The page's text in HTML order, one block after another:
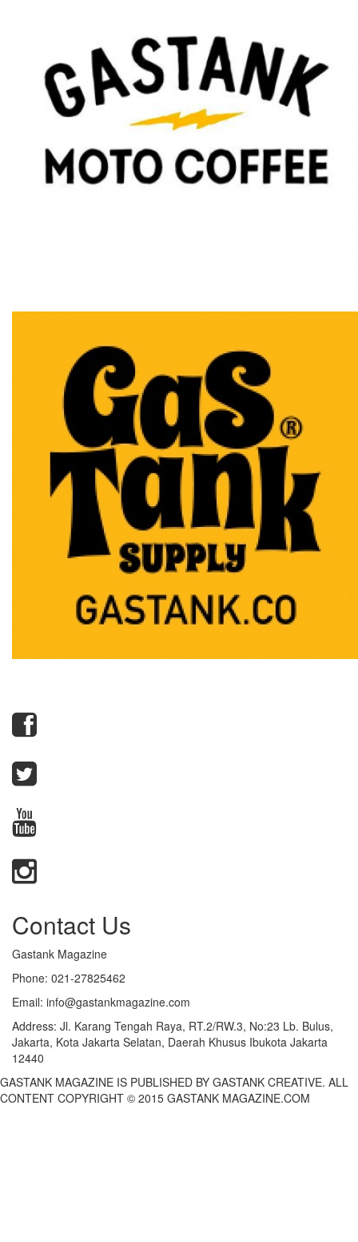
Contact Us
Gastank Magazine
Phone: 021-27825462
Email: info@gastankmagazine.com
Address: Jl. Karang Tengah Raya, RT.2/RW.3, No:23 Lb. Bulus,
Jakarta, Kota Jakarta Selatan, Daerah Khusus Ibukota Jakarta
12440
GASTANK MAGAZINE IS PUBLISHED BY GASTANK CREATIVE. ALL
CONTENT COPYRIGHT © 2015 GASTANK MAGAZINE.COM